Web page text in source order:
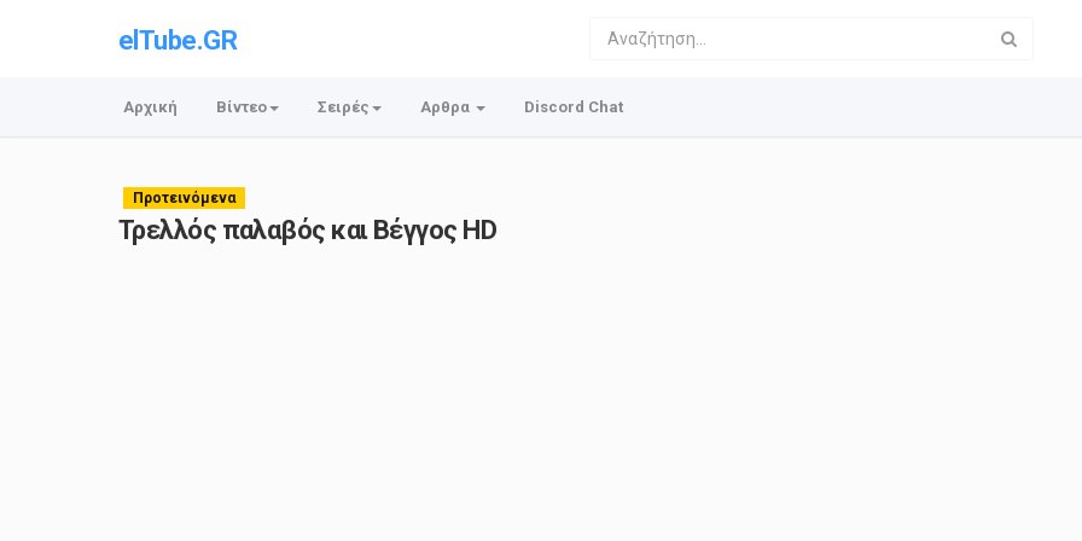
elTube.GR
Αρχική Βίντεο Σειρές Αρθρα Discord Chat
Προτεινόμενα
Τρελλός παλαβός και Βέγγος HD